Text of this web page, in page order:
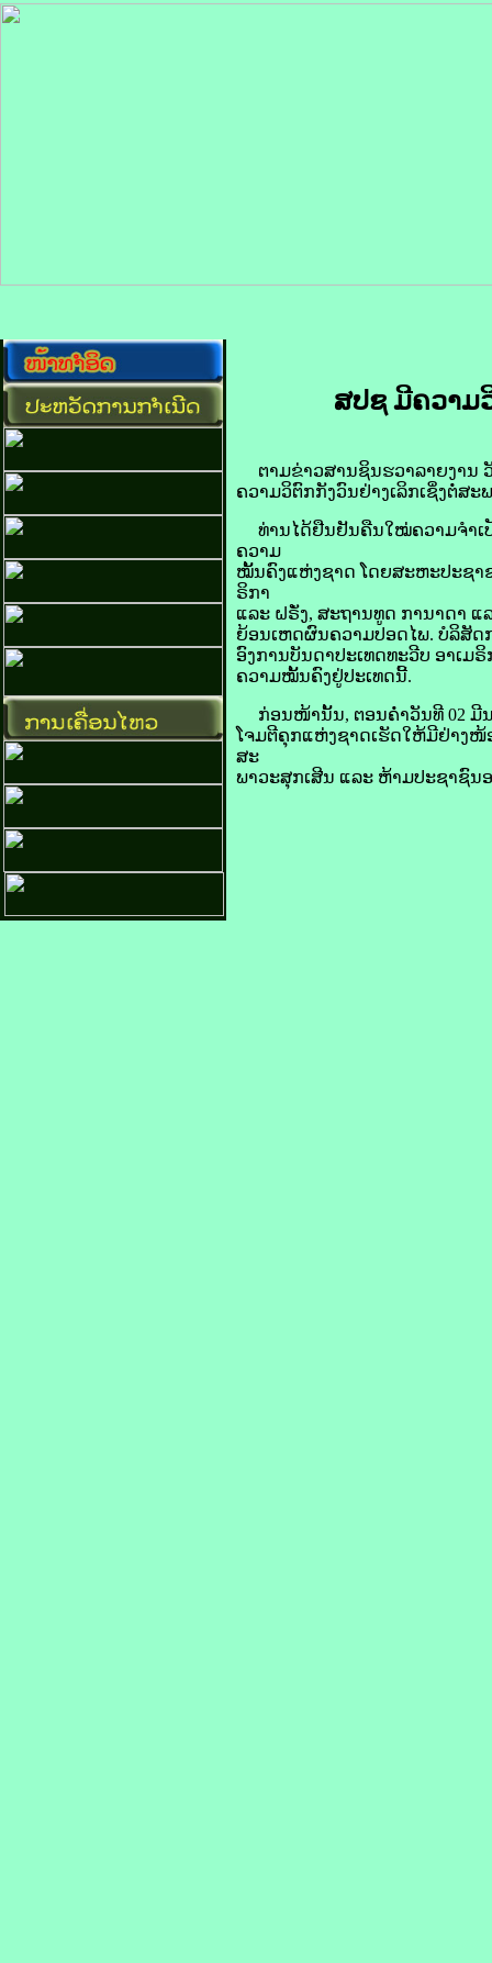
ສປຊ ມີ​ຄວາມ​
ຕາມ​ຂ່າວສານ​ຊິນ​ຮວາ​ລາຍ​ງານ ​ວັ
ຄວາມ​ວິຕົກ​ກັງວົນ​ຢ່າງ​ເລິກເຊິ່ງ​ຕໍ່​ສ
ທ່ານ​ໄດ້​ຢືນຢັນ​ຄືນໃໝ່​ຄວາມ​ຈຳເປັ
ຄວາມ
ໝັ້ນຄົງ​ແຫ່ງ​ຊາດ ໂດຍ​ສະຫະ​ປະຊາ​
ຣິ​ກາ
ແລະ ຝຣັ່ງ, ສະຖານທູດ ກາ​ນາ​ດາ ແ
ຍ້ອນ​ເຫດຜົນ​ຄວາມ​ປອດ​ໄພ. ບໍລິສັດ​
ອົງການ​ບັນດາ​ປະເທດ​ທະວີບ ອາ​ເ
ຄວາມ​ໝັ້ນຄົງ​ຢູ່​ປະເທດ​ນີ້.
ກ່ອນ​ໜ້າ​ນັ້ນ, ຕອນ​ຄ່ຳ​ວັນ​ທີ 02 ມີນ
ໂຈມ​ຕີ​ຄຸກ​ແຫ່ງ​ຊາດ​ເຮັດ​ໃຫ້​ມີ​ຢ່າງ​ໜ້
ສະ
ພາວະ​ສຸກ​ເສີນ ແລະ ຫ້າມ​ປະຊາຊົນ​ອ